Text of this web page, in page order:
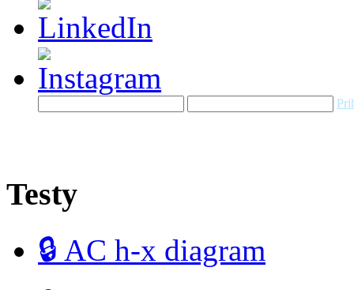
Testy
🔒 AC h-x diagram